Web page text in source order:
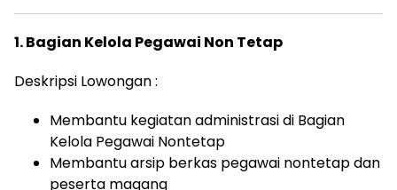
1. Bagian Kelola Pegawai Non Tetap
Deskripsi Lowongan :
Membantu kegiatan administrasi di Bagian
Kelola Pegawai Nontetap
Membantu arsip berkas pegawai nontetap dan
peserta magang